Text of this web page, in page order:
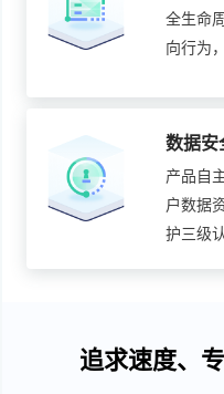
全生命
向行为
数据安
产品自
户数据
护三级
追求速度、